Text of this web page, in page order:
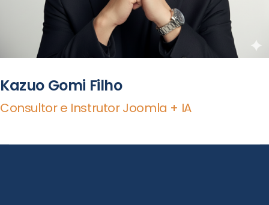
Kazuo Gomi Filho
Consultor e Instrutor Joomla + IA